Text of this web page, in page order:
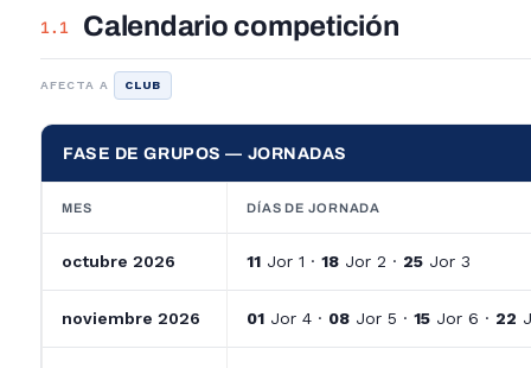
1.1 Calendario competición
AFECTA A CLUB
FASE DE GRUPOS — JORNADAS
MES DÍAS DE JORNADA
octubre 2026 11 Jor 1 · 18 Jor 2 · 25 Jor 3
noviembre 2026 01 Jor 4 · 08 Jor 5 · 15 Jor 6 · 22